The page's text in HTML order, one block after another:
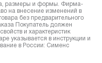
размеры и формы. Фирма-
на внесение изменений в
без предварительного
Покупатель должен
и характеристик
указывается в инструкции и
в России: Сименс